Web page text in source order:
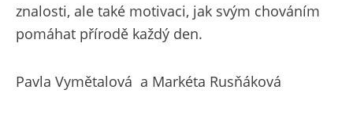
znalosti, ale také motivaci, jak svým chováním
pomáhat přírodě každý den.
Pavla Vymětalová a Markéta Rusňáková